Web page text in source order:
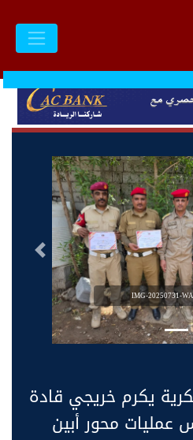
IMG-20250731-
التالى
يكرم خريجي قادة
عمليات محور أبين